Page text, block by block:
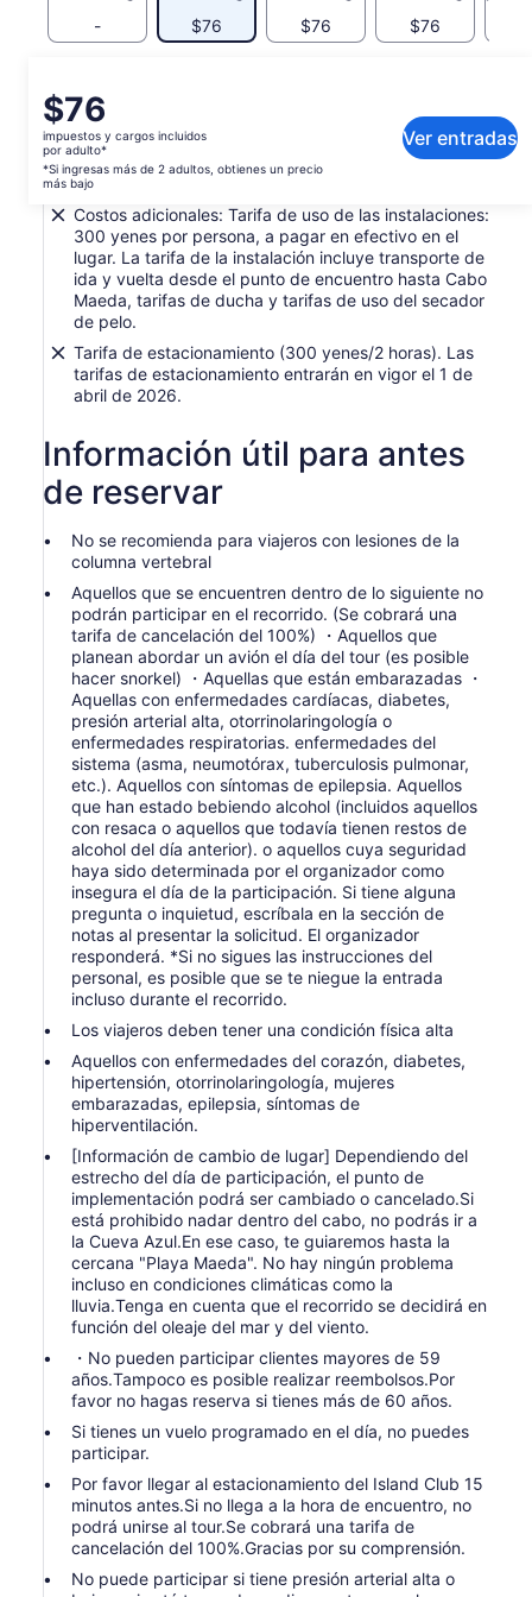
excursión.
smartphone.
☆¡Guías en inglés y chino disponibles!
Los clientes del extranjero también pueden disfrutar del
buceo con tranquilidad.
★¡Contamos con instructores veteranos de las Maldivas
(con más de 20 años de experiencia en buceo) en nuestro
personal!
*¡Por favor, compruebe!
[Información sobre cambios puntuales]
Dependiendo del estrecho del día de participación, el punto
Si está prohibido nadar dentro de la cueva, no podrás
acceder a la Cueva Azul.En ese caso, le guiaremos a una
No hay problema con la lluvia u otras condiciones
climáticas.Tenga en cuenta que el recorrido se decidirá en
función de las olas del mar y del viento.
Su reserva será aceptada asumiendo que haya aceptado el
contenido del Aviso de cambio de lugar.
Si cancela el mismo día debido a un cambio de lugar, se
cobrará una tarifa de cancelación.
- $76 $76 $76
El
precio
es
de
por
adulto*
ingresas
más
2 adultos,
obtienes
precio
más
bajo
$76
impuestos y cargos incluidos
por adulto*
*Si ingresas más de 2 adultos, obtienes un precio
más bajo
Ver entradas
Qué incluye o no
Equipo de alquiler, tarifa de seguro, tarifa de
alimentación de pescado, imagen de la foto durante
el buceo
Costos adicionales: Tarifa de uso de las instalaciones:
300 yenes por persona, a pagar en efectivo en el
lugar. La tarifa de la instalación incluye transporte de
ida y vuelta desde el punto de encuentro hasta Cabo
Maeda, tarifas de ducha y tarifas de uso del secador
de pelo.
Tarifa de estacionamiento (300 yenes/2 horas). Las
tarifas de estacionamiento entrarán en vigor el 1 de
abril de 2026.
Información útil para antes
de reservar
No se recomienda para viajeros con lesiones de la
columna vertebral
Aquellos que se encuentren dentro de lo siguiente no
podrán participar en el recorrido. (Se cobrará una
tarifa de cancelación del 100%) ・Aquellos que
planean abordar un avión el día del tour (es posible
hacer snorkel) ・Aquellas que están embarazadas ・
Aquellas con enfermedades cardíacas, diabetes,
presión arterial alta, otorrinolaringología o
enfermedades respiratorias. enfermedades del
sistema (asma, neumotórax, tuberculosis pulmonar,
etc.). Aquellos con síntomas de epilepsia. Aquellos
que han estado bebiendo alcohol (incluidos aquellos
con resaca o aquellos que todavía tienen restos de
alcohol del día anterior). o aquellos cuya seguridad
haya sido determinada por el organizador como
insegura el día de la participación. Si tiene alguna
pregunta o inquietud, escríbala en la sección de
notas al presentar la solicitud. El organizador
responderá. *Si no sigues las instrucciones del
personal, es posible que se te niegue la entrada
incluso durante el recorrido.
Los viajeros deben tener una condición física alta
Aquellos con enfermedades del corazón, diabetes,
hipertensión, otorrinolaringología, mujeres
embarazadas, epilepsia, síntomas de
hiperventilación.
[Información de cambio de lugar] Dependiendo del
estrecho del día de participación, el punto de
implementación podrá ser cambiado o cancelado.Si
está prohibido nadar dentro del cabo, no podrás ir a
la Cueva Azul.En ese caso, te guiaremos hasta la
cercana "Playa Maeda". No hay ningún problema
incluso en condiciones climáticas como la
lluvia.Tenga en cuenta que el recorrido se decidirá en
función del oleaje del mar y del viento.
・No pueden participar clientes mayores de 59
años.Tampoco es posible realizar reembolsos.Por
favor no hagas reserva si tienes más de 60 años.
Si tienes un vuelo programado en el día, no puedes
participar.
Por favor llegar al estacionamiento del Island Club 15
minutos antes.Si no llega a la hora de encuentro, no
podrá unirse al tour.Se cobrará una tarifa de
cancelación del 100%.Gracias por su comprensión.
No puede participar si tiene presión arterial alta o